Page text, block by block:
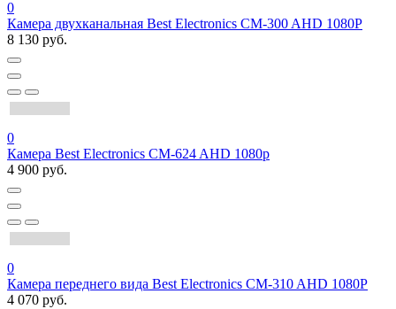
0
Камера двухканальная Best Electronics CM-300 AHD 1080P
8 130 руб.
0
Камера Best Electronics CM-624 AHD 1080p
4 900 руб.
0
Камера переднего вида Best Electronics CM-310 AHD 1080P
4 070 руб.